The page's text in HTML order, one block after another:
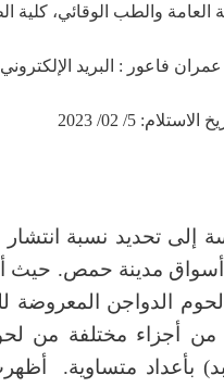
فاعور : البريد
5/ 02/ 2023 تاريخ القبول:6/ 04/ 2023
إلى تحديد نسبة انتشار
الدواجن المعروضة
أجزاء مختلفة من
بأعداد متساوية.